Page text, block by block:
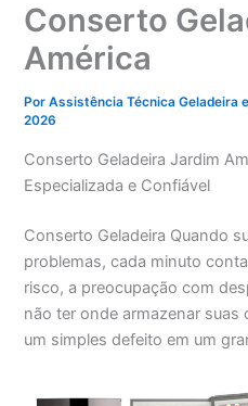
Conserto
América
PorAssistência Técnica Geladeira
2026
Conserto Geladeira Jardim
Especializada e Confiável
Conserto Geladeira Quando
problemas, cada minuto
risco, a preocupação com
não ter onde armazenar
um simples defeito em um